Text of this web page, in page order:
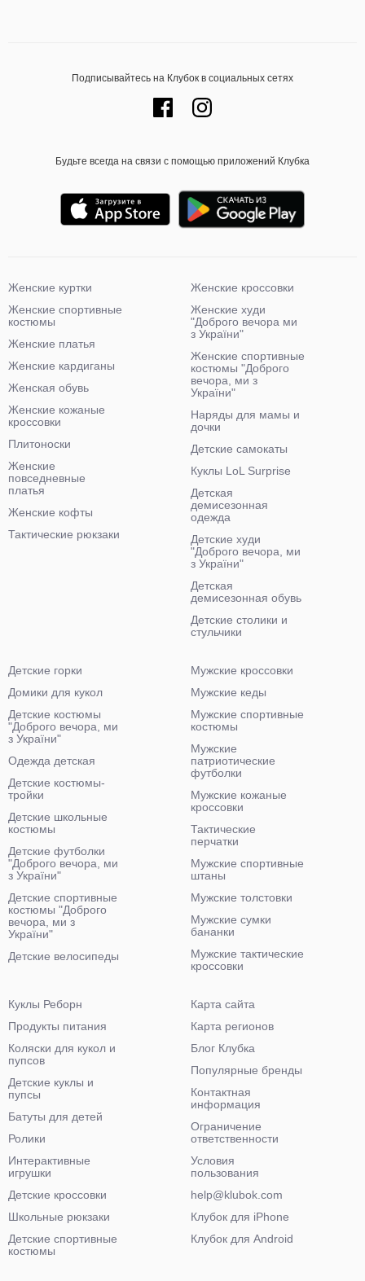
Подписывайтесь на Клубок в социальных сетях
Будьте всегда на связи с помощью приложений Клубка
Женские куртки
Женские спортивные
костюмы
Женские платья
Женские кардиганы
Женская обувь
Женские кожаные
кроссовки
Плитоноски
Женские
повседневные
платья
Женские кофты
Тактические рюкзаки
Женские кроссовки
Женские худи
"Доброго вечора ми
з України"
Женские спортивные
костюмы "Доброго
вечора, ми з
України"
Наряды для мамы и
дочки
Детские самокаты
Куклы LoL Surprise
Детская
демисезонная
одежда
Детские худи
"Доброго вечора, ми
з України"
Детская
демисезонная обувь
Детские столики и
стульчики
Детские горки
Домики для кукол
Детские костюмы
"Доброго вечора, ми
з України"
Одежда детская
Детские костюмы-
тройки
Детские школьные
костюмы
Детские футболки
"Доброго вечора, ми
з України"
Детские спортивные
костюмы "Доброго
вечора, ми з
України"
Детские велосипеды
Мужские кроссовки
Мужские кеды
Мужские спортивные
костюмы
Мужские
патриотические
футболки
Мужские кожаные
кроссовки
Тактические
перчатки
Мужские спортивные
штаны
Мужские толстовки
Мужские сумки
бананки
Мужские тактические
кроссовки
Куклы Реборн
Продукты питания
Коляски для кукол и
пупсов
Детские куклы и
пупсы
Батуты для детей
Ролики
Интерактивные
игрушки
Детские кроссовки
Школьные рюкзаки
Детские спортивные
костюмы
Карта сайта
Карта регионов
Блог Клубка
Популярные бренды
Контактная
информация
Ограничение
ответственности
Условия
пользования
help@klubok.com
Клубок для iPhone
Клубок для Android